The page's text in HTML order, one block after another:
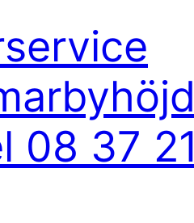
08 37 21